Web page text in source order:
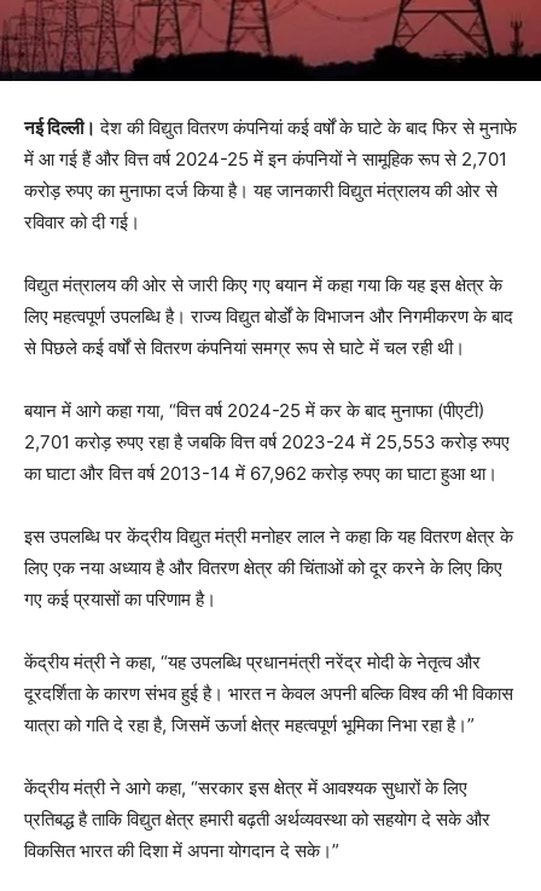
नई दिल्ली। देश की विद्युत वितरण कंपनियां कई वर्षों के घाटे के बाद फिर से मुनाफे
में आ गई हैं और वित्त वर्ष 2024-25 में इन कंपनियों ने सामूहिक रूप से 2,701
करोड़ रुपए का मुनाफा दर्ज किया है। यह जानकारी विद्युत मंत्रालय की ओर से
रविवार को दी गई।
विद्युत मंत्रालय की ओर से जारी किए गए बयान में कहा गया कि यह इस क्षेत्र के
लिए महत्वपूर्ण उपलब्धि है। राज्य विद्युत बोर्डों के विभाजन और निगमीकरण के बाद
से पिछले कई वर्षों से वितरण कंपनियां समग्र रूप से घाटे में चल रही थी।
बयान में आगे कहा गया, “वित्त वर्ष 2024-25 में कर के बाद मुनाफा (पीएटी)
2,701 करोड़ रुपए रहा है जबकि वित्त वर्ष 2023-24 में 25,553 करोड़ रुपए
का घाटा और वित्त वर्ष 2013-14 में 67,962 करोड़ रुपए का घाटा हुआ था।
इस उपलब्धि पर केंद्रीय विद्युत मंत्री मनोहर लाल ने कहा कि यह वितरण क्षेत्र के
लिए एक नया अध्याय है और वितरण क्षेत्र की चिंताओं को दूर करने के लिए किए
गए कई प्रयासों का परिणाम है।
केंद्रीय मंत्री ने कहा, “यह उपलब्धि प्रधानमंत्री नरेंद्र मोदी के नेतृत्व और
दूरदर्शिता के कारण संभव हुई है। भारत न केवल अपनी बल्कि विश्व की भी विकास
यात्रा को गति दे रहा है, जिसमें ऊर्जा क्षेत्र महत्वपूर्ण भूमिका निभा रहा है।”
केंद्रीय मंत्री ने आगे कहा, “सरकार इस क्षेत्र में आवश्यक सुधारों के लिए
प्रतिबद्ध है ताकि विद्युत क्षेत्र हमारी बढ़ती अर्थव्यवस्था को सहयोग दे सके और
विकसित भारत की दिशा में अपना योगदान दे सके।”